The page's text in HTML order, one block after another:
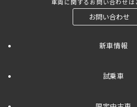
車両に関するお問い合わせは
お問い合わせ
新車情報
試乗車